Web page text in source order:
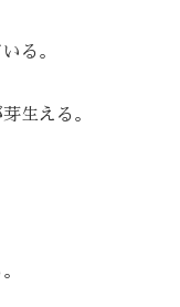
る。
生える。